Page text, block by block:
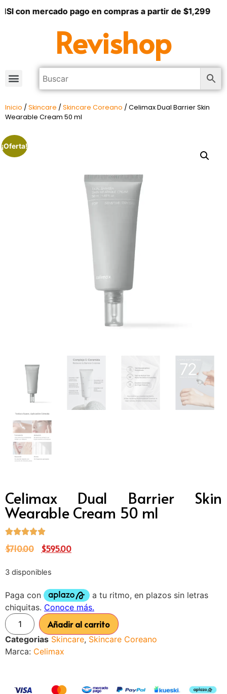
con mercado pago en compras a partir de $1,299
Revishop
Inicio / Skincare / Skincare Coreano / Celimax Dual Barrier Skin
Wearable Cream 50 ml
¡Oferta!
Celimax Dual Barrier Skin
Wearable Cream 50 ml
$710.00 $595.00
3 disponibles
Añadir al carrito
Categorias Skincare, Skincare Coreano
Marca: Celimax